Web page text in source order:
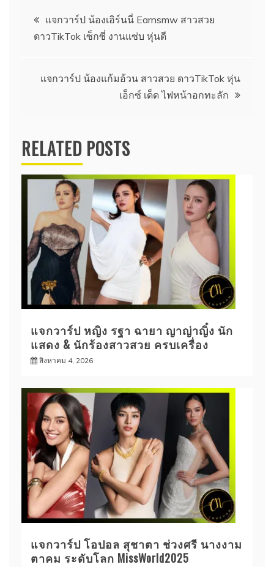
แนะแนว
เรื่อง
แจกวาร์ป น้องเอิร์นนี่ Earnsmw สาวสวย
ดาวTikTok เซ็กซี่ งานแซ่บ หุ่นดี
แจกวาร์ป น้องแก้มอ้วน สาวสวย ดาวTikTok หุ่น
เอ็กซ์ เด็ด ไฟหน้าอกทะลัก
RELATED POSTS
แจกวาร์ป หญิง รฐา ฉายา ญาญ่าญิ๋ง นัก
แสดง & นักร้องสาวสวย ครบเครื่อง
สิงหาคม 4, 2026
แจกวาร์ป โอปอล สุชาตา ช่วงศรี นางงาม
ตาคม ระดับโลก MissWorld2025